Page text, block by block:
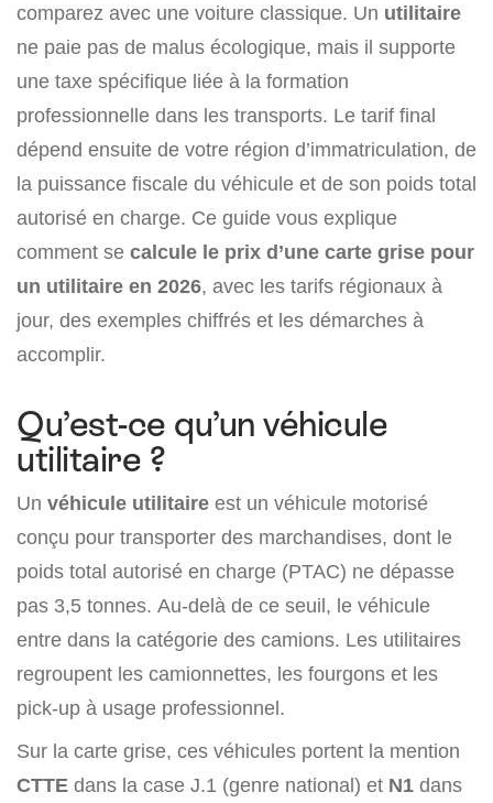
comparez avec une voiture classique. Un utilitaire
ne paie pas de malus écologique, mais il supporte
une taxe spécifique liée à la formation
professionnelle dans les transports. Le tarif final
dépend ensuite de votre région d’immatriculation, de
la puissance fiscale du véhicule et de son poids total
autorisé en charge. Ce guide vous explique
comment se calcule le prix d’une carte grise pour
un utilitaire en 2026, avec les tarifs régionaux à
jour, des exemples chiffrés et les démarches à
accomplir.
Qu’est-ce qu’un véhicule
utilitaire ?
Un véhicule utilitaire est un véhicule motorisé
conçu pour transporter des marchandises, dont le
poids total autorisé en charge (PTAC) ne dépasse
pas 3,5 tonnes. Au-delà de ce seuil, le véhicule
entre dans la catégorie des camions. Les utilitaires
regroupent les camionnettes, les fourgons et les
pick-up à usage professionnel.
Sur la carte grise, ces véhicules portent la mention
CTTE dans la case J.1 (genre national) et N1 dans